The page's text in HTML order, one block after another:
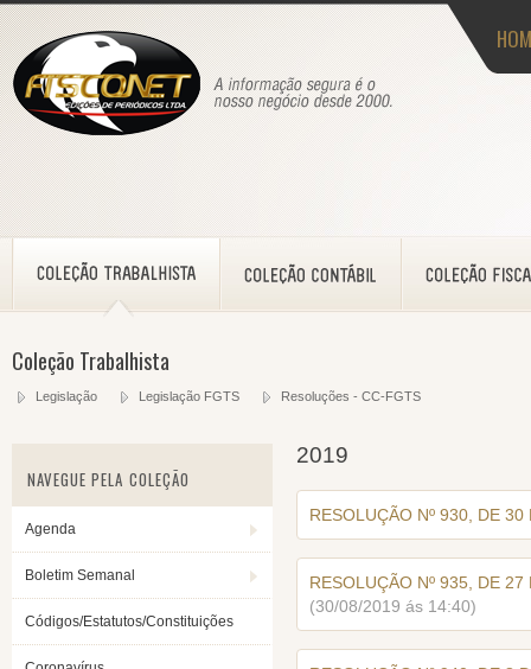
Coleção Trabalhista
Legislação Legislação FGTS Resoluções - CC-FGTS
NAVEGUE PELA COLEÇÃO
Agenda
Boletim Semanal
Códigos/Estatutos/Constituições
2019
RESOLUÇÃO Nº 930, DE
RESOLUÇÃO Nº 935, DE
(30/08/2019 ás 14:40)